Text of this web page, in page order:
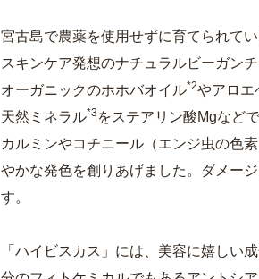
宮古島で農薬を使用せずに育てられて
スキンケア発想のナチュラルビーガンチ
オーガニックのホホバオイル*2やアロエ
天然ミネラル*3 をステアリン酸Mgなど
カルミンやコチニール（エンジ虫の色
やかな発色を創りあげました。ダメー
す。
「ハイビスカス」には、美容に嬉しい